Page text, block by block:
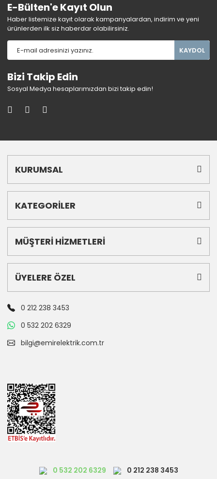
E-Bülten'e Kayıt Olun
Haber listemize kayıt olarak kampanyalardan, indirim ve yeni
ürünlerden ilk siz haberdar olabilirsiniz.
KAYDOL
Bizi Takip Edin
Sosyal Medya hesaplarımızdan bizi takip edin!
KURUMSAL
KATEGORİLER
MÜŞTERİ HİZMETLERİ
ÜYELERE ÖZEL
0 212 238 3453
0 532 202 6329
bilgi@emirelektrik.com.tr
0 532 202 6329 0 212 238 3453